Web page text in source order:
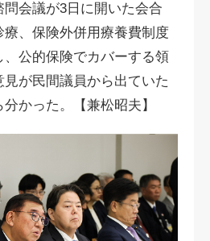
会議が3日に開いた会合
、保険外併用療養費制度
公的保険でカバーする領
が民間議員から出ていた
かった。【兼松昭夫】